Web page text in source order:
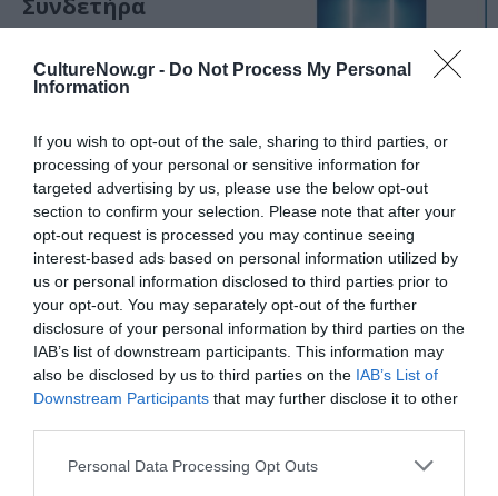
CultureNow.gr - Do Not Process My Personal
Information
If you wish to opt-out of the sale, sharing to third parties, or
processing of your personal or sensitive information for
targeted advertising by us, please use the below opt-out
section to confirm your selection. Please note that after your
opt-out request is processed you may continue seeing
interest-based ads based on personal information utilized by
us or personal information disclosed to third parties prior to
your opt-out. You may separately opt-out of the further
disclosure of your personal information by third parties on the
IAB’s list of downstream participants. This information may
also be disclosed by us to third parties on the IAB’s List of
Downstream Participants that may further disclose it to other
Personal Data Processing Opt Outs
Συνδετήρα
Ο Max Cooper
κάνει remix στο
“Voyage” του
Theodore